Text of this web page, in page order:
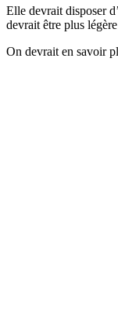
Elle devrait disposer
devrait être plus
On devrait en savoir